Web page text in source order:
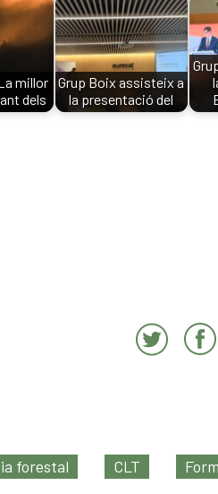
millor
dels
Grup Boix assisteix a
la presentació del
Pacte…
forestal CLT